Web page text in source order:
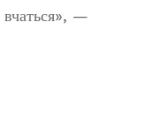
вчаться», —